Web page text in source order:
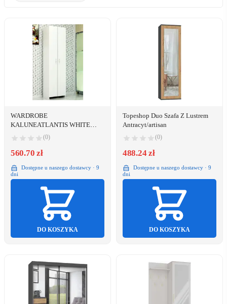
WARDROBE
KALUNEATLANTIS WHITE
30X49X182(0)
560.70 zł
Dostępne u naszego dostawcy · 9
dni
DO KOSZYKA
Topeshop Duo Szafa Z Lustrem
Antracyt/artisan
(0)
488.24 zł
Dostępne u naszego dostawcy · 9
dni
DO KOSZYKA